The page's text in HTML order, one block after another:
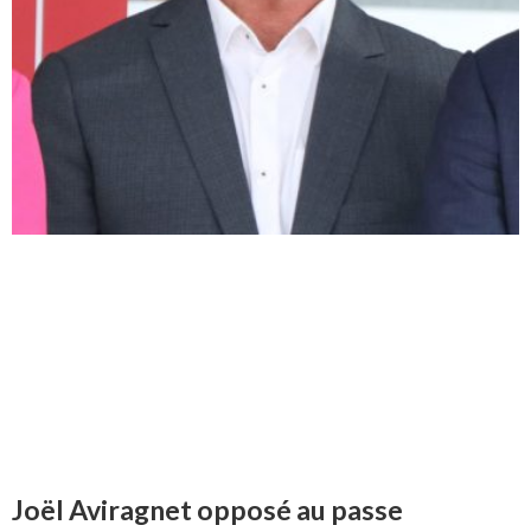
Joël Aviragnet opposé au passe